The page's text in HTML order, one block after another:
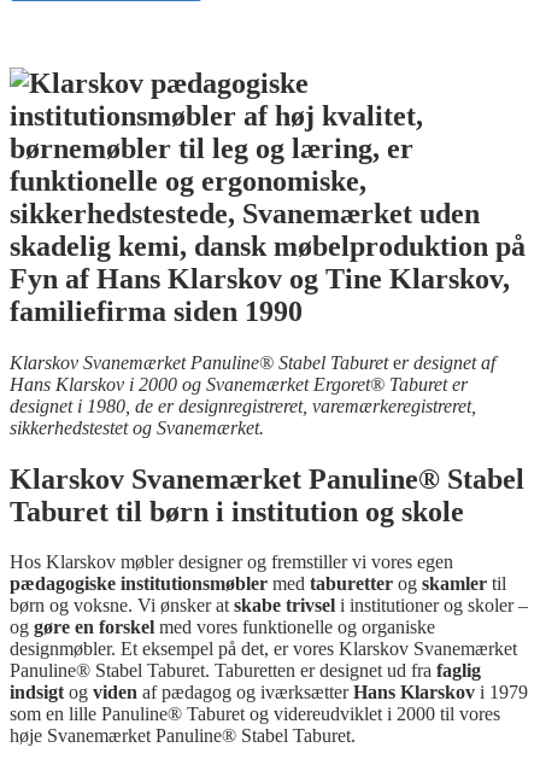
Klarskov Svanemærket Panuline® Stabel Tabureter designet af
Hans Klarskov i 2000 og Svanemærket Ergoret® Taburet er
designet i 1980, de er designregistreret, varemærkeregistreret,
sikkerhedstestet og Svanemærket.
Klarskov Svanemærket Panuline® Stabel
Taburet til børn i institution og skole
Hos Klarskov møbler designer og fremstiller vi vores egen
pædagogiske institutionsmøbler med taburetter og skamler til
børn og voksne. Vi ønsker atskabe trivsel i institutioner og skoler –
og gøre en forskel med vores funktionelle og organiske
designmøbler. Et eksempel på det, er vores Klarskov Svanemærket
Panuline® Stabel Taburet. Taburetten er designet ud fra faglig
indsigtog viden af pædagog og iværksætterHans Klarskov i 1979
som en lille Panuline® Taburet og videreudviklet i 2000 til vores
høje Svanemærket Panuline® Stabel Taburet.